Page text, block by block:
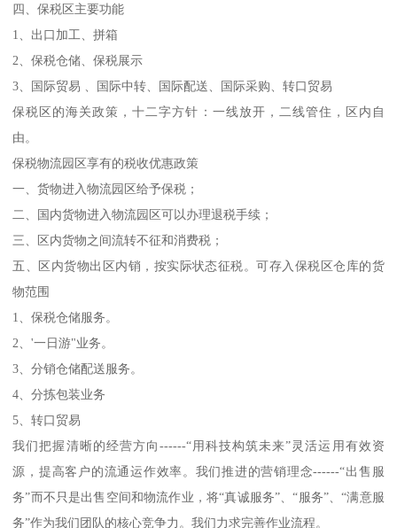
四、保税区主要功能
1、出口加工、拼箱
2、保税仓储、保税展示
3、国际贸易 、国际中转、国际配送、国际采购、转口贸易
保税区的海关政策，十二字方针：一线放开，二线管住，区内自
由。
保税物流园区享有的税收优惠政策
一、货物进入物流园区给予保税；
二、国内货物进入物流园区可以办理退税手续；
三、区内货物之间流转不征和消费税；
五、区内货物出区内销，按实际状态征税。可存入保税区仓库的货
物范围
1、保税仓储服务。
2、'一日游"业务。
3、分销仓储配送服务。
4、分拣包装业务
5、转口贸易
我们把握清晰的经营方向------“用科技构筑未来”灵活运用有效资
源，提高客户的流通运作效率。我们推进的营销理念------“出售服
务”而不只是出售空间和物流作业，将“真诚服务”、“服务”、“满意服
务”作为我们团队的核心竞争力。我们力求完善作业流程。